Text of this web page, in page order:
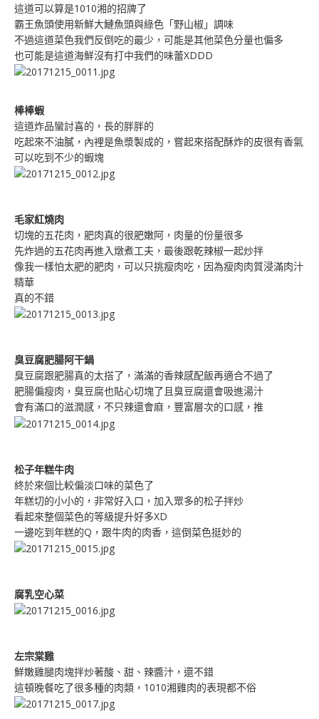
這道可以算是1010湘的招牌了
霸王魚頭使用新鮮大鰱魚頭與綠色「野山椒」調味
不過這道菜色我們反倒吃的最少，可能是其他菜色分量也偏多
也可能是這道海鮮沒有打中我們的味蕾XDDD
棒棒蝦
這道炸品蠻討喜的，長的胖胖的
吃起來不油膩，內裡是魚漿製成的，嘗起來搭配酥炸的皮很有香氣
可以吃到不少的蝦塊
毛家紅燒肉
切塊的五花肉，肥肉真的很肥嫩阿，肉量的份量很多
先炸過的五花肉再進入燉煮工夫，最後跟乾辣椒一起炒拌
像我一樣怕太肥的肥肉，可以只挑瘦肉吃，因為瘦肉肉質浸滿肉汁
精華
真的不錯
臭豆腐肥腸阿干鍋
臭豆腐跟肥腸真的太搭了，滿滿的香辣感配飯再適合不過了
肥腸偏瘦肉，臭豆腐也貼心切塊了且臭豆腐還會吸進湯汁
會有滿口的滋潤感，不只辣還會麻，豐富層次的口感，推
松子年糕牛肉
終於來個比較偏淡口味的菜色了
年糕切的小小的，非常好入口，加入眾多的松子拌炒
看起來整個菜色的等級提升好多XD
一邊吃到年糕的Q，跟牛肉的肉香，這倒菜色挺妙的
腐乳空心菜
左宗棠雞
鮮嫩雞腿肉塊拌炒著酸、甜、辣醬汁，還不錯
這頓晚餐吃了很多種的肉類，1010湘雞肉的表現都不俗